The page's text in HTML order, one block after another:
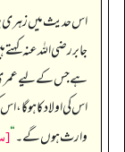
اس حدیث میں زہری
جابر رضی الله عنہ
ہے جس کے لیے عمریٰ
اس کی اولاد کا ہو
وارث ہوں گے۔‏‏‏‏“